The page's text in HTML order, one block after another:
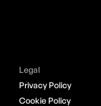
Legal
Privacy Policy
Cookie Policy